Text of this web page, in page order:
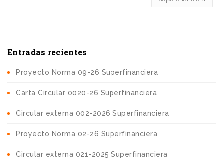
Entradas recientes
Proyecto Norma 09-26 Superfinanciera
Carta Circular 0020-26 Superfinanciera
Circular externa 002-2026 Superfinanciera
Proyecto Norma 02-26 Superfinanciera
Circular externa 021-2025 Superfinanciera